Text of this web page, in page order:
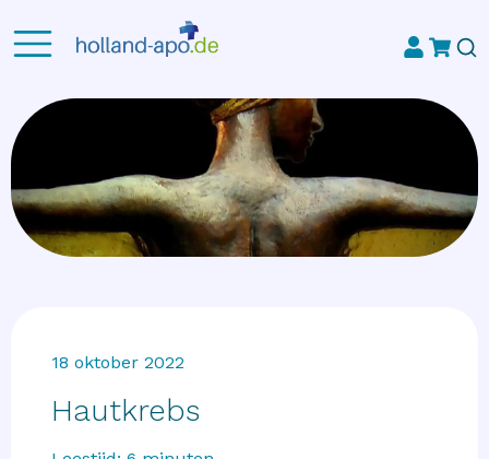
18 oktober 2022
Hautkrebs